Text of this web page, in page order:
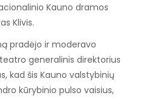
Kauno dramos
Klivis.
pradėjo ir moderavo
generalinis direktorius
kad šis Kauno valstybinių
kūrybinio pulso vaisius,